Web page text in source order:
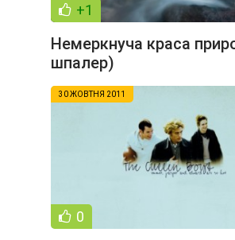
+1
Немеркнуча краса
шпалер)
30 ЖОВТНЯ 2011
0